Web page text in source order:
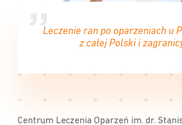
Leczenie ran po oparzeniach u
z całej Polski i
Centrum Leczenia Oparzeń im. dr.